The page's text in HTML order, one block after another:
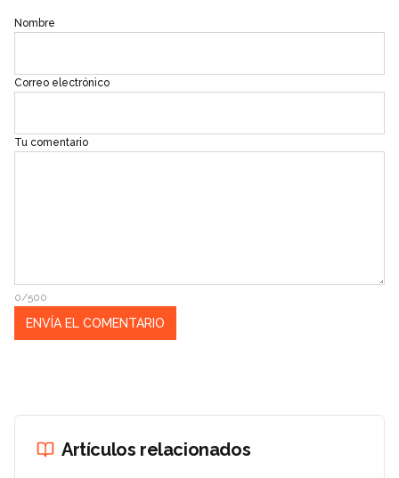
Nombre
Correo electrónico
Tu comentario
0/500
Artículos relacionados